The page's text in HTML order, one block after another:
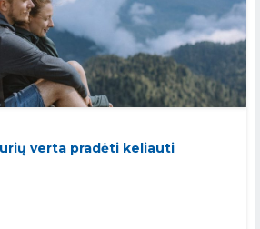
verta pradėti keliauti